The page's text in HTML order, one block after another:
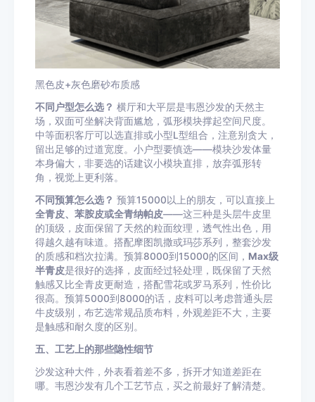
黑色皮+灰色磨砂布质感
不同户型怎么选？ 横厅和大平层是韦恩沙发的天然主
场，双面可坐解决背面尴尬，弧形模块撑起空间尺度。
中等面积客厅可以选直排或小型L型组合，注意别贪大，
留出足够的过道宽度。小户型要慎选——模块沙发体量
本身偏大，非要选的话建议小模块直排，放弃弧形转
角，视觉上更利落。
不同预算怎么选？ 预算15000以上的朋友，可以直接上
全青皮、苯胺皮或全青纳帕皮——这三种是头层牛皮里
的顶级，皮面保留了天然的粒面纹理，透气性出色，用
得越久越有味道。搭配摩图凯撒或玛莎系列，整套沙发
的质感和档次拉满。预算8000到15000的区间， Max级
半青皮是很好的选择，皮面经过轻处理，既保留了天然
触感又比全青皮更耐造，搭配雪花或罗马系列，性价比
很高。预算5000到8000的话，皮料可以考虑普通头层
牛皮级别，布艺选常规品质布料，外观差距不大，主要
是触感和耐久度的区别。
五、工艺上的那些隐性细节
沙发这种大件，外表看着差不多，拆开才知道差距在
哪。韦恩沙发有几个工艺节点，买之前最好了解清楚。